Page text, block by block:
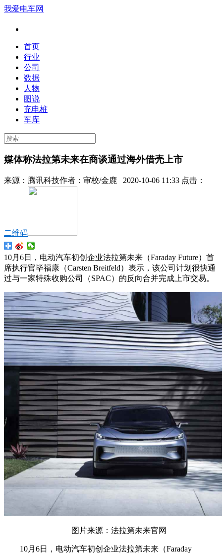
我爱电车网
首页
行业
公司
数据
人物
图说
充电桩
车库
媒体称法拉第未来在商谈通过海外借壳上市
来源： 腾讯科技作者： 审校/金鹿 2020-10-06 11:33 点击：
二维码
10月6日，电动汽车初创企业法拉第未来（Faraday Future）首
席执行官毕福康（Carsten Breitfeld）表示，该公司计划很快通
过与一家特殊收购公司（SPAC）的反向合并完成上市交易。
图片来源：法拉第未来官网
10月6日，电动汽车初创企业法拉第未来（Faraday